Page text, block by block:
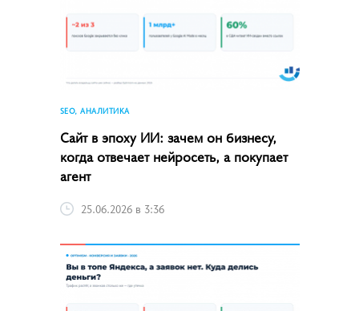
SEO, АНАЛИТИКА
Сайт в эпоху ИИ: зачем он бизнесу,
когда отвечает нейросеть, а покупает
агент
25.06.2026 в 3:36